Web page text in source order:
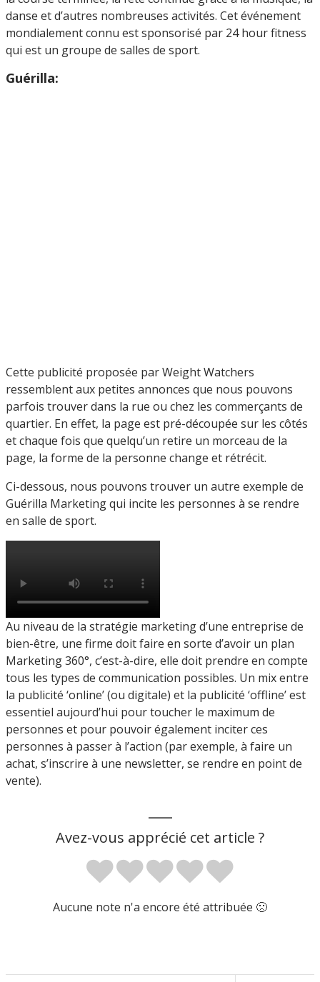
danse et d’autres nombreuses activités. Cet événement
mondialement connu est sponsorisé par 24 hour fitness
qui est un groupe de salles de sport.
Guérilla:
Cette publicité proposée par Weight Watchers
ressemblent aux petites annonces que nous pouvons
parfois trouver dans la rue ou chez les commerçants de
quartier. En effet, la page est pré-découpée sur les côtés
et chaque fois que quelqu’un retire un morceau de la
page, la forme de la personne change et rétrécit.
Ci-dessous, nous pouvons trouver un autre exemple de
Guérilla Marketing qui incite les personnes à se rendre
en salle de sport.
Au niveau de la stratégie marketing d’une entreprise de
bien-être, une firme doit faire en sorte d’avoir un plan
Marketing 360°, c’est-à-dire, elle doit prendre en compte
tous les types de communication possibles. Un mix entre
la publicité ‘online’ (ou digitale) et la publicité ‘offline’ est
essentiel aujourd’hui pour toucher le maximum de
personnes et pour pouvoir également inciter ces
personnes à passer à l’action (par exemple, à faire un
achat, s’inscrire à une newsletter, se rendre en point de
vente).
Avez-vous apprécié cet article ?
Aucune note n'a encore été attribuée 🙁